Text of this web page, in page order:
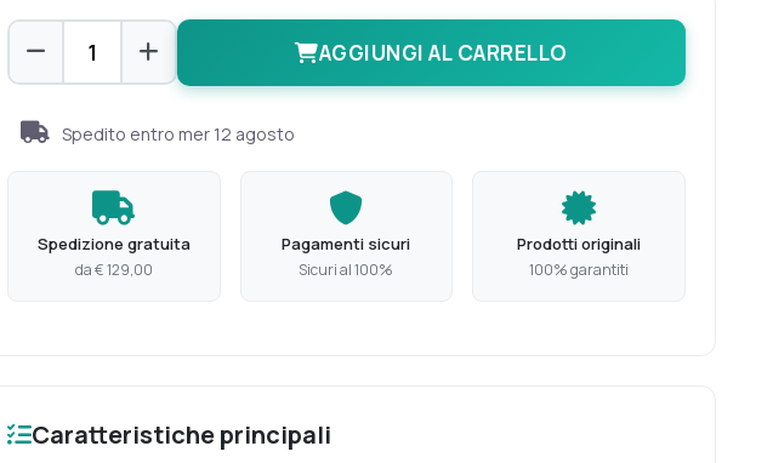
AGGIUNGI AL CARRELLO
Spedito entro mer 12 agosto
Spedizione gratuita
da € 129,00
Pagamenti sicuri
Sicuri al 100%
Prodotti originali
100% garantiti
Caratteristiche principali